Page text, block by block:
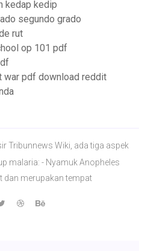
kedap kedip
segundo grado
rut
op 101 pdf
war pdf download reddit
Tribunnews Wiki, ada tiga aspek
malaria: - Nyamuk Anopheles
dan merupakan tempat